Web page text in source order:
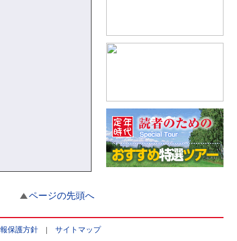
ページの先頭へ
保護方針| サイトマップ